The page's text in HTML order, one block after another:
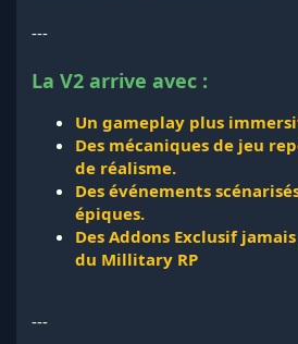
---
La V2 arrive avec :
Un gameplay plus
Des mécaniques de jeu
de réalisme.
Des événements
épiques.
Des Addons Exclusif
du Millitary RP
---